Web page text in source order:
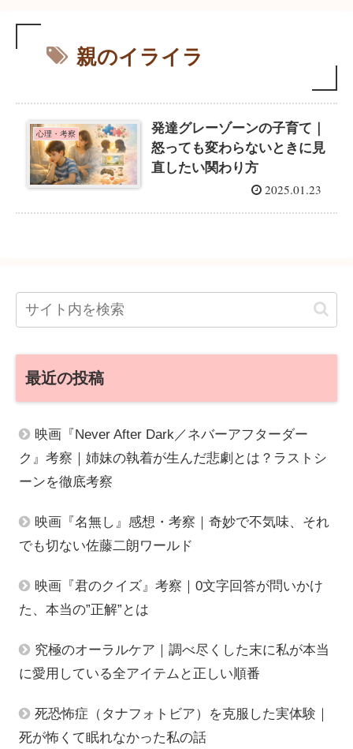
親のイライラ
心理・考察
発達グレーゾーンの子育て｜
怒っても変わらないときに見
直したい関わり方
2025.01.23
最近の投稿
映画『Never After Dark／ネバーアフターダー
ク』考察｜姉妹の執着が生んだ悲劇とは？ラストシ
ーンを徹底考察
映画『名無し』感想・考察｜奇妙で不気味、それ
でも切ない佐藤二朗ワールド
映画『君のクイズ』考察｜0文字回答が問いかけ
た、本当の”正解”とは
究極のオーラルケア｜調べ尽くした末に私が本当
に愛用している全アイテムと正しい順番
死恐怖症（タナフォトビア）を克服した実体験｜
死が怖くて眠れなかった私の話